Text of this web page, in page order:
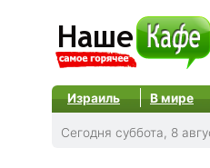
Израиль В мире
Сегодня суббота, 8